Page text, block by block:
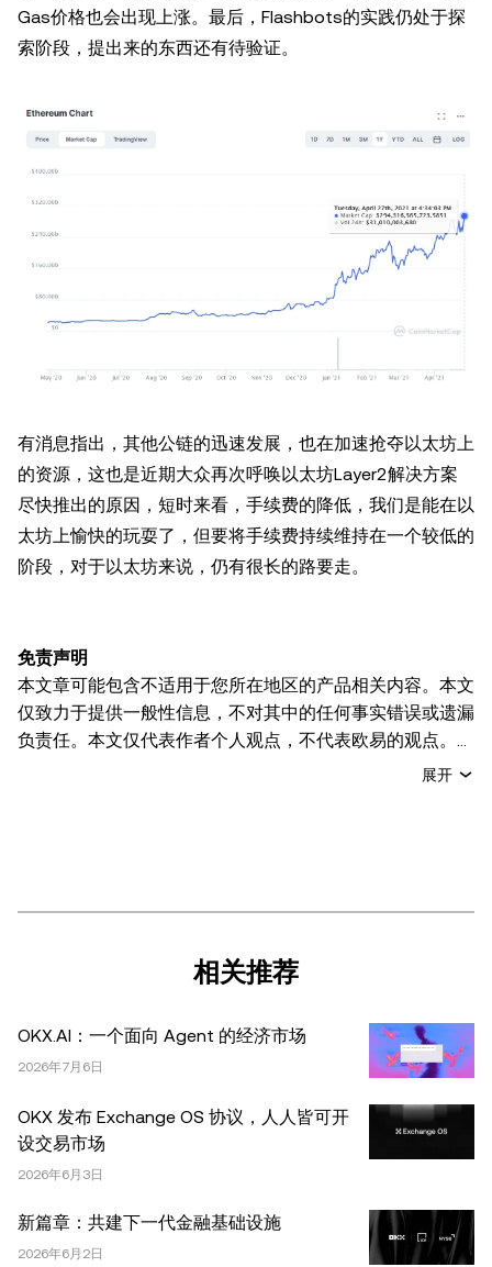
Gas价格也会出现上涨。最后，Flashbots的实践仍处于探
索阶段，提出来的东西还有待验证。
有消息指出，其他公链的迅速发展，也在加速抢夺以太坊上
的资源，这也是近期大众再次呼唤以太坊Layer2解决方案
尽快推出的原因，短时来看，手续费的降低，我们是能在以
太坊上愉快的玩耍了，但要将手续费持续维持在一个较低的
阶段，对于以太坊来说，仍有很长的路要走。
免责声明
本文章可能包含不适用于您所在地区的产品相关内容。本文
仅致力于提供一般性信息，不对其中的任何事实错误或遗漏
负责任。本文仅代表作者个人观点，不代表欧易的观点。
本文无意提供以下任何建议，包括但不限于：(i) 投资建议
计信息，如果有) 仅供一般参考之用。尽管我们在准备这些
数据和图表时已采取了所有合理的谨慎措施，但对于此处表
OKX。本文可以全文复制或分发，也可以使用本文 100 字
或更少的摘录，前提是此类使用是非商业性的。整篇文章的
OKX，经许可使用。”允许的摘录必须引用文章名称并包含
出处，例如“文章名称，[作者姓名 (如适用)]，© 2025
OKX”。部分内容可能由人工智能（AI）工具生成或辅助生
展开
相关推荐
OKX.AI：一个面向 Agent 的经济市场
2026年7月6日
OKX 发布 Exchange OS 协议，人人皆可开
设交易市场
2026年6月3日
新篇章：共建下一代金融基础设施
2026年6月2日